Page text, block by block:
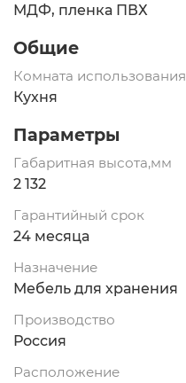
МДФ, пленка ПВХ
Общие
Комната использования
Кухня
Параметры
Габаритная высота,мм
2 132
Гарантийный срок
24 месяца
Назначение
Мебель для хранения
Производство
Россия
Расположение